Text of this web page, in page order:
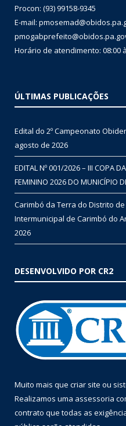
Procon: (93) 99158-9345
E-mail:
Horário de atendimento: 08:00
ÚLTIMAS PUBLICAÇÕES
Edital do 2º Campeonato
agosto de 2026
EDITAL Nº 001/2026 – III COPA
FEMININO 2026 DO MUNICÍPIO
Carimbó da Terra do Distrito
Intermunicipal de Carimbó do
2026
DESENVOLVIDO POR CR2
Muito mais que criar site ou
Realizamos uma assessoria
contrato que todas as